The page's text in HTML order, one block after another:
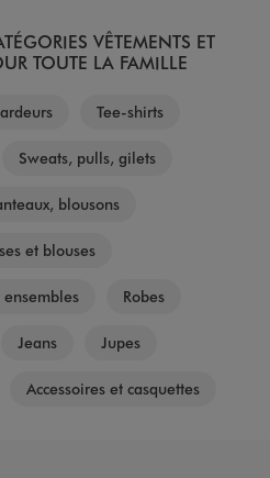
VÊTEMENTS ET
TOUTE LA FAMILLE
Tee-shirts
Sweats, pulls, gilets
blousons
et blouses
Robes
Jeans Jupes
Accessoires et casquettes